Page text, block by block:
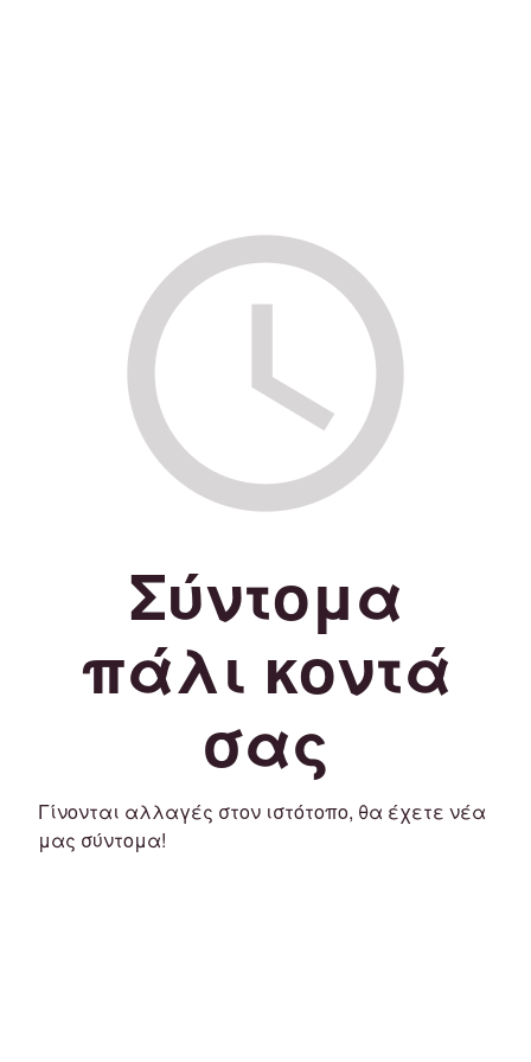
Σύντομα
πάλι κοντά
σας
Γίνονται αλλαγές στον ιστότοπο, θα έχετε νέα
μας σύντομα!